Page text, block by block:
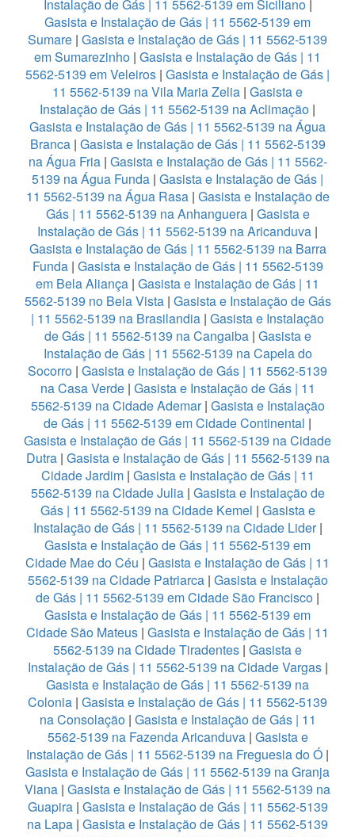
Instalação de Gás | 11 5562-5139 em Siciliano|
Gasista e Instalação de Gás | 11 5562-5139 em
Sumare | Gasista e Instalação de Gás | 11 5562-5139
em Sumarezinho | Gasista e Instalação de Gás | 11
5562-5139 em Veleiros | Gasista e Instalação de Gás |
11 5562-5139 na Vila Maria Zelia | Gasista e
Instalação de Gás | 11 5562-5139 na Aclimação |
Gasista e Instalação de Gás | 11 5562-5139 na Água
Branca| Gasista e Instalação de Gás | 11 5562-5139
na Água Fria| Gasista e Instalação de Gás | 11 5562-
5139 na Água Funda | Gasista e Instalação de Gás |
11 5562-5139 na Água Rasa | Gasista e Instalação de
Gás | 11 5562-5139 na Anhanguera| Gasista e
Instalação de Gás | 11 5562-5139 na Aricanduva |
Gasista e Instalação de Gás | 11 5562-5139 na Barra
Funda | Gasista e Instalação de Gás | 11 5562-5139
em Bela Aliança | Gasista e Instalação de Gás | 11
5562-5139 no Bela Vista| Gasista e Instalação de Gás
| 11 5562-5139 na Brasilandia | Gasista e Instalação
de Gás | 11 5562-5139 na Cangaiba| Gasista e
Instalação de Gás | 11 5562-5139 na Capela do
Socorro | Gasista e Instalação de Gás | 11 5562-5139
na Casa Verde| Gasista e Instalação de Gás | 11
5562-5139 na Cidade Ademar| Gasista e Instalação
de Gás | 11 5562-5139 em Cidade Continental |
Gasista e Instalação de Gás | 11 5562-5139 na Cidade
Dutra | Gasista e Instalação de Gás | 11 5562-5139 na
Cidade Jardim| Gasista e Instalação de Gás | 11
5562-5139 na Cidade Julia | Gasista e Instalação de
Gás | 11 5562-5139 na Cidade Kemel | Gasista e
Instalação de Gás | 11 5562-5139 na Cidade Lider|
Gasista e Instalação de Gás | 11 5562-5139 em
Cidade Mae do Céu | Gasista e Instalação de Gás | 11
5562-5139 na Cidade Patriarca| Gasista e Instalação
de Gás | 11 5562-5139 em Cidade São Francisco |
Gasista e Instalação de Gás | 11 5562-5139 em
Cidade São Mateus | Gasista e Instalação de Gás | 11
5562-5139 na Cidade Tiradentes | Gasista e
Instalação de Gás | 11 5562-5139 na Cidade Vargas |
Gasista e Instalação de Gás | 11 5562-5139 na
Colonia | Gasista e Instalação de Gás | 11 5562-5139
na Consolação | Gasista e Instalação de Gás | 11
5562-5139 na Fazenda Aricanduva| Gasista e
Instalação de Gás | 11 5562-5139 na Freguesia do Ó |
Gasista e Instalação de Gás | 11 5562-5139 na Granja
Viana | Gasista e Instalação de Gás | 11 5562-5139 na
Guapira| Gasista e Instalação de Gás | 11 5562-5139
na Lapa | Gasista e Instalação de Gás | 11 5562-5139